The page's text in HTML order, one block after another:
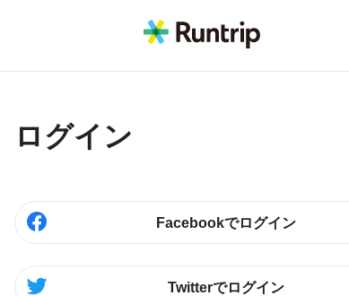
ログイン
Facebookでログイン
Twitterでログイン